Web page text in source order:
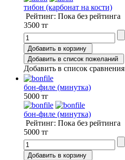
тибон (карбонат на кости)
Рейтинг: Пока без рейтинга
3500 тг
Добавить в корзину
Добавить в список пожеланий
Добавить в список сравнения
бон-филе (минутка)
5000 тг
бон-филе (минутка)
Рейтинг: Пока без рейтинга
5000 тг
Добавить в корзину